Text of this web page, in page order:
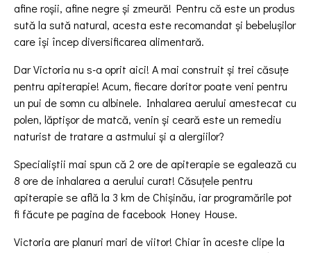
afine roșii, afine negre și zmeură! Pentru că este un produs
sută la sută natural, acesta este recomandat și bebelușilor
care își încep diversificarea alimentară.
Dar Victoria nu s-a oprit aici! A mai construit și trei căsuțe
pentru apiterapie! Acum, fiecare doritor poate veni pentru
un pui de somn cu albinele. Inhalarea aerului amestecat cu
polen, lăptișor de matcă, venin și ceară este un remediu
naturist de tratare a astmului și a alergiilor?
Specialiștii mai spun că 2 ore de apiterapie se egalează cu
8 ore de inhalarea a aerului curat! Căsuțele pentru
apiterapie se află la 3 km de Chișinău, iar programările pot
fi făcute pe pagina de facebook Honey House.
Victoria are planuri mari de viitor! Chiar în aceste clipe la